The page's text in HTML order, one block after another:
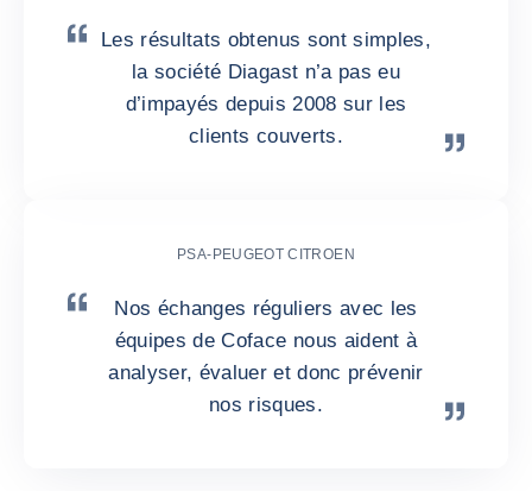
Les résultats obtenus sont simples,
la société Diagast n’a pas eu
d’impayés depuis 2008 sur les
clients couverts.
PSA-PEUGEOT CITROEN
Nos échanges réguliers avec les
équipes de Coface nous aident à
analyser, évaluer et donc prévenir
nos risques.